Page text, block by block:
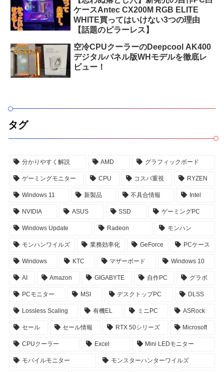
ケースAntec CX200M RGB ELITE
WHITE買ってはいけない3つの理由
【話題のピラーレス】
空冷CPUクーラーのDeepcool AK400
デジタルパネル版WHモデルを徹底レ
ビュー！
タグ
分かりやすく解説 AMD グラフィックボード
ゲーミングモニター CPU コスパ重視 RYZEN
Windows 11 新製品 不具合情報 Intel
NVIDIA ASUS SSD ゲーミングPC
Windows Update Radeon モンハン
モンハンワイルズ 業務効率化 GeForce PCケース
Windows KTC マザーボード Windows 10
AI Amazon GIGABYTE 自作PC グラボ
PCモニター MSI デスクトップPC DLSS
Lossless Scaling 有機EL ミニPC ASRock
セール セール情報 RTX 50シリーズ Microsoft
CPUクーラー Excel Mini LEDモニター
モバイルモニター モンスターハンターワイルズ